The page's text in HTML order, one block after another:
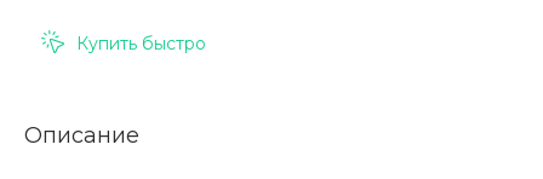
Купить быстро
Описание